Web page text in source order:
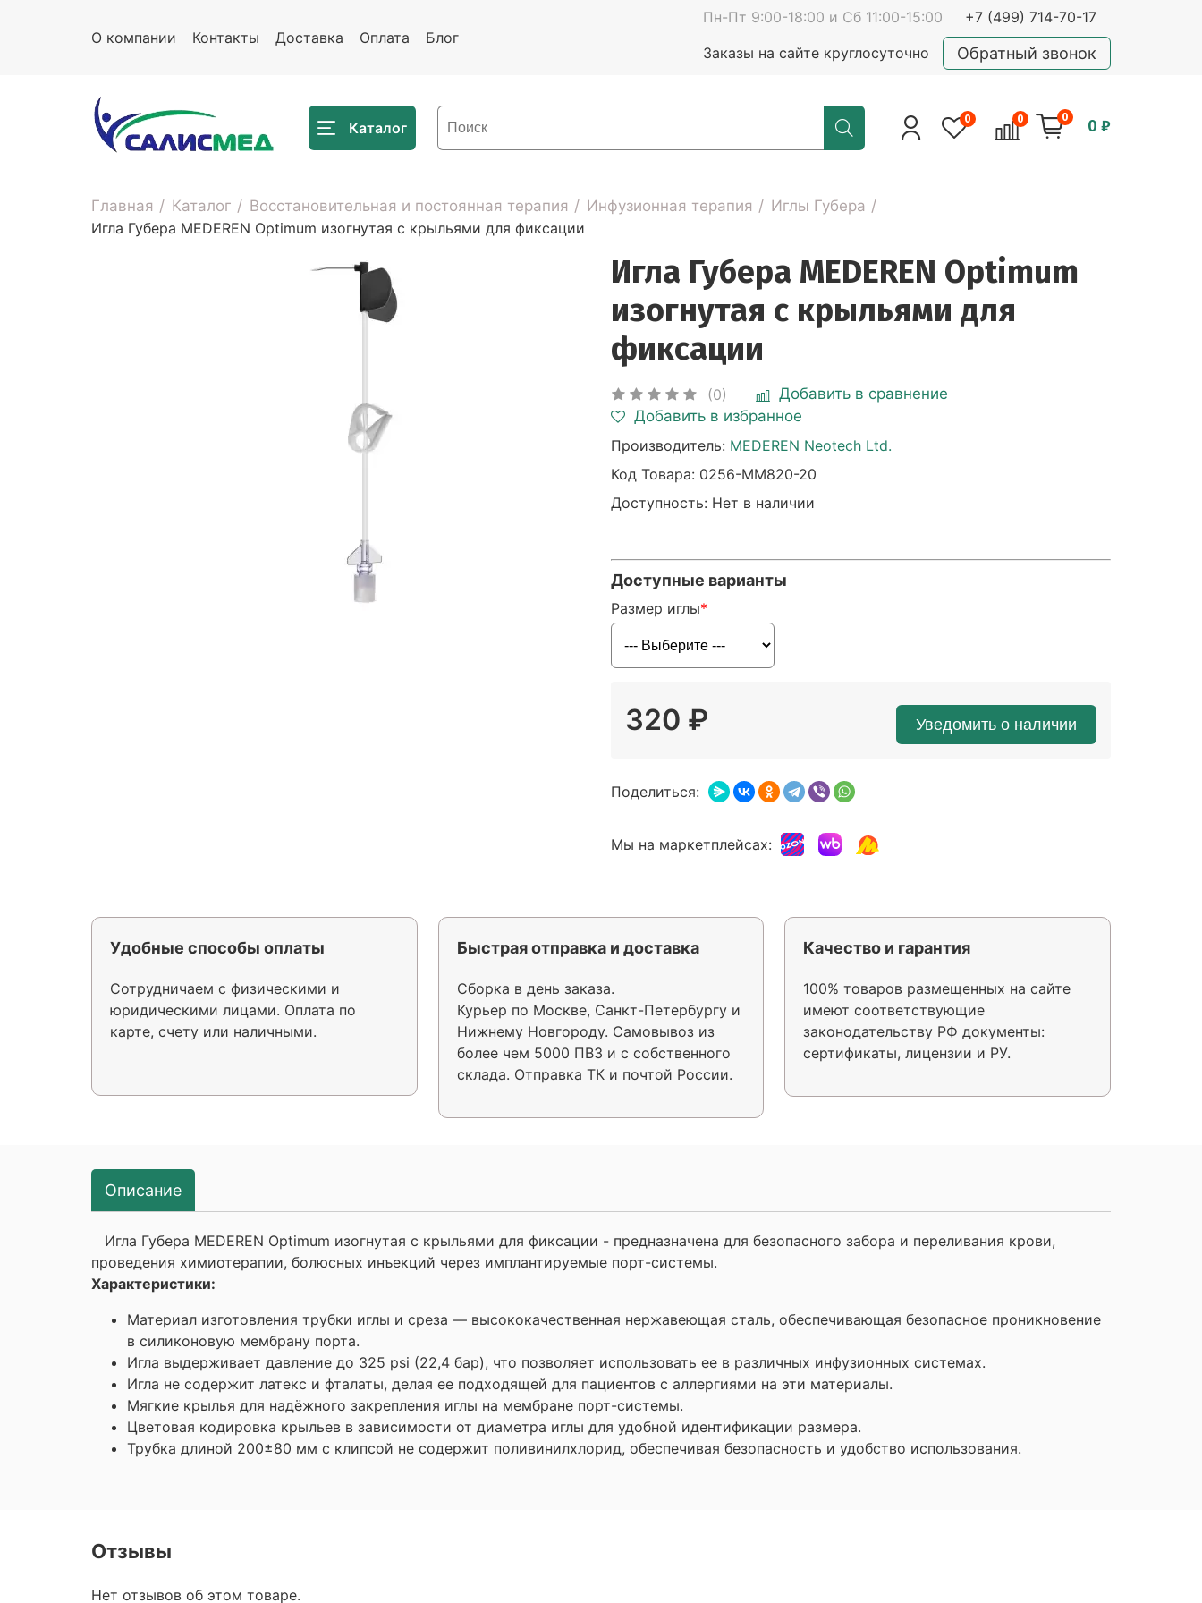
О компании Контакты Доставка Оплата Блог
Пн-Пт 9:00-18:00 и Сб 11:00-15:00 +7 (499) 714-70-17
Заказы на сайте круглосуточно Обратный звонок
Каталог 0 0 0 0 ₽
Главная Каталог Восстановительная и постоянная терапия Инфузионная терапия
Иглы Губера
Игла Губера MEDEREN Optimum изогнутая с крыльями для фиксации
Игла Губера MEDEREN Optimum
изогнутая с крыльями для
фиксации
(0)
Добавить в сравнение
Добавить в избранное
Производитель: MEDEREN Neotech Ltd.
Код Товара: 0256-MM820-20
Доступность: Нет в наличии
Доступные варианты
Размер иглы
320 ₽ Уведомить о наличии
Поделиться:
Мы на маркетплейсах:
Удобные способы оплаты
Сотрудничаем с физическими и
юридическими лицами. Оплата по
карте, счету или наличными.
Быстрая отправка и доставка
Сборка в день заказа.
Курьер по Москве, Санкт-Петербургу и
Нижнему Новгороду. Самовывоз из
более чем 5000 ПВЗ и с собственного
склада. Отправка ТК и почтой России.
Качество и гарантия
100% товаров размещенных на сайте
имеют соответствующие
законодательству РФ документы:
сертификаты, лицензии и РУ.
Описание
Игла Губера MEDEREN Optimum изогнутая с крыльями для фиксации - предназначена для безопасного забора и переливания крови,
проведения химиотерапии, болюсных инъекций через имплантируемые порт-системы.
Характеристики:
Материал изготовления трубки иглы и среза — высококачественная нержавеющая сталь, обеспечивающая безопасное проникновение
в силиконовую мембрану порта.
Игла выдерживает давление до 325 psi (22,4 бар), что позволяет использовать ее в различных инфузионных системах.
Игла не содержит латекс и фталаты, делая ее подходящей для пациентов с аллергиями на эти материалы.
Мягкие крылья для надёжного закрепления иглы на мембране порт-системы.
Цветовая кодировка крыльев в зависимости от диаметра иглы для удобной идентификации размера.
Трубка длиной 200±80 мм с клипсой не содержит поливинилхлорид, обеспечивая безопасность и удобство использования.
Отзывы
Нет отзывов об этом товаре.